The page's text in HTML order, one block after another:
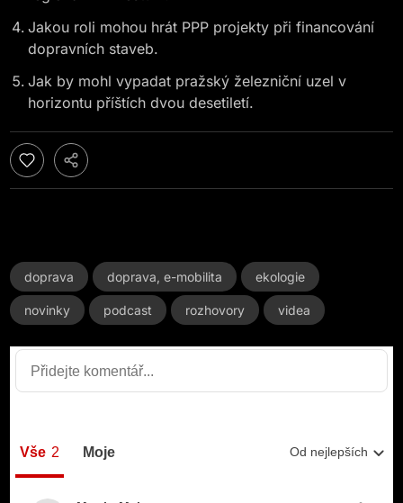
Jakou roli mohou hrát PPP projekty při financování
dopravních staveb.
Jak by mohl vypadat pražský železniční uzel v
horizontu příštích dvou desetiletí.
doprava doprava, e-mobilita ekologie
novinky podcast rozhovory videa